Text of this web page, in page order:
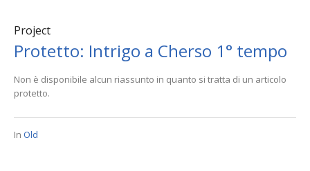
Project
Protetto: Intrigo a Cherso 1° tempo
Non è disponibile alcun riassunto in quanto si tratta di un articolo
protetto.
In Old